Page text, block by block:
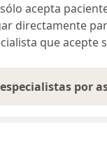
acepta
directamente
que acepte
por